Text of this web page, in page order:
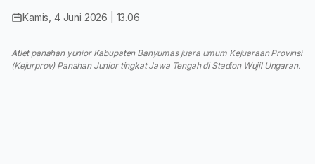
Kamis, 4 Juni 2026 | 13.06
Atlet panahan yunior Kabupaten Banyumas juara umum Kejuaraan Provinsi
(Kejurprov) Panahan Junior tingkat Jawa Tengah di Stadion Wujil Ungaran.